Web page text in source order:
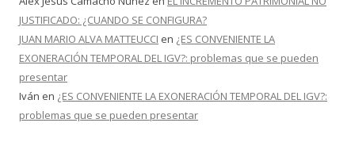
JUSTIFICADO: ¿CUANDO SE CONFIGURA?
JUAN MARIO ALVA MATTEUCCI en ¿ES CONVENIENTE LA
EXONERACIÓN TEMPORAL DEL IGV?: problemas que se pueden
presentar
Iván en ¿ES CONVENIENTE LA EXONERACIÓN TEMPORAL DEL IGV?:
problemas que se pueden presentar